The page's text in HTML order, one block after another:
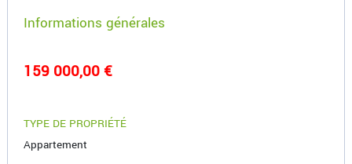
Informations générales
159 000,00 €
TYPE DE PROPRIÉTÉ
Appartement